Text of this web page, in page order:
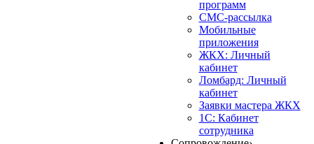
программ
СМС-рассылка
Мобильные
приложения
ЖКХ: Личный
кабинет
Ломбард: Личный
кабинет
Заявки мастера ЖКХ
1С: Кабинет
сотрудника